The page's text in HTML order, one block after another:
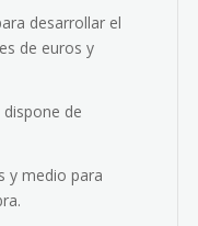
desarrollar el
de euros y
de
y medio para